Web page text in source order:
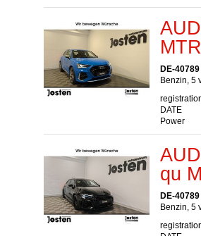
DE-
Benzin, 5
DATE
Power
qu
DE-
Benzin, 5